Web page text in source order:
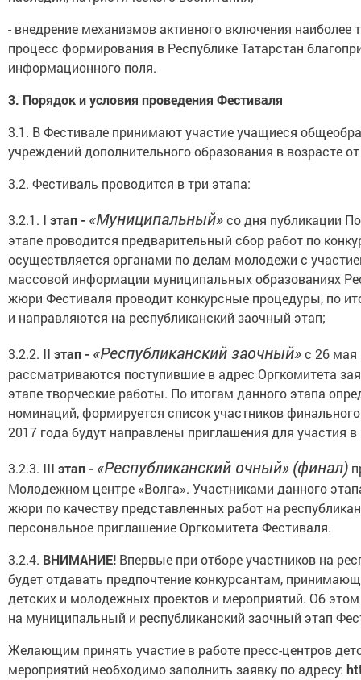
- внедрение механизмов активного включения
процесс формирования в Республике Татарстан
информационного поля.
3. Порядок и условия проведения Фестиваля
3.1. В Фестивале принимают участие учащиеся
учреждений дополнительного образования в возрасте
3.2. Фестиваль проводится в три этапа:
3.2.1. I этап - «Муниципальный»со дня публикации
этапе проводится предварительный сбор работ по
осуществляется органами по делам молодежи с
массовой информации муниципальных образованиях
жюри Фестиваля проводит конкурсные процедуры, по
и направляются на республиканский заочный этап;
3.2.2. II этап - «Республиканский заочный»с 26 мая
рассматриваются поступившие в адрес Оргкомитета
этапе творческие работы. По итогам данного этапа
номинаций, формируется список участников
2017 года будут направлены приглашения для участия
3.2.3. III этап - «Республиканский очный»(финал)
Молодежном центре «Волга». Участниками данного
жюри по качеству представленных работ на
персональное приглашение Оргкомитета Фестиваля.
3.2.4. ВНИМАНИЕ! Впервые при отборе участников на
будет отдавать предпочтение конкурсантам,
детских и молодежных проектов и мероприятий. Об
на муниципальный и республиканский заочный этап
Желающим принять участие в работе пресс-центров
мероприятий необходимо заполнить заявку по адресу: